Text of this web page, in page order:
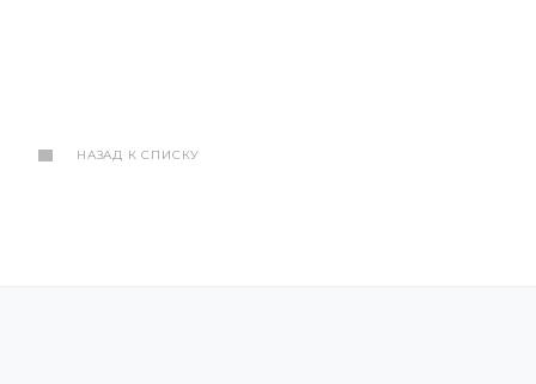
НАЗАД К СПИСКУ